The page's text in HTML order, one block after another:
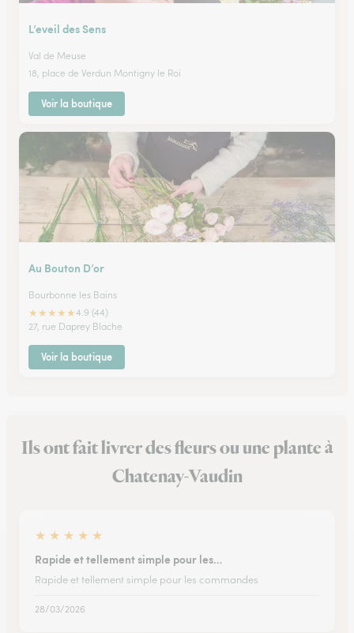
L’eveil des Sens
Val de Meuse
18, place de Verdun Montigny le Roi
Voir la boutique
Au Bouton D’or
Bourbonne les Bains
★★★★★4.9 (44)
27, rue Daprey Blache
Voir la boutique
Ils ont fait livrer des fleurs ou une plante à
Chatenay-Vaudin
★ ★ ★ ★ ★
Rapide et tellement simple pour les…
Rapide et tellement simple pour les commandes
28/03/2026